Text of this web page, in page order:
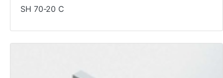
SH 70-20 C